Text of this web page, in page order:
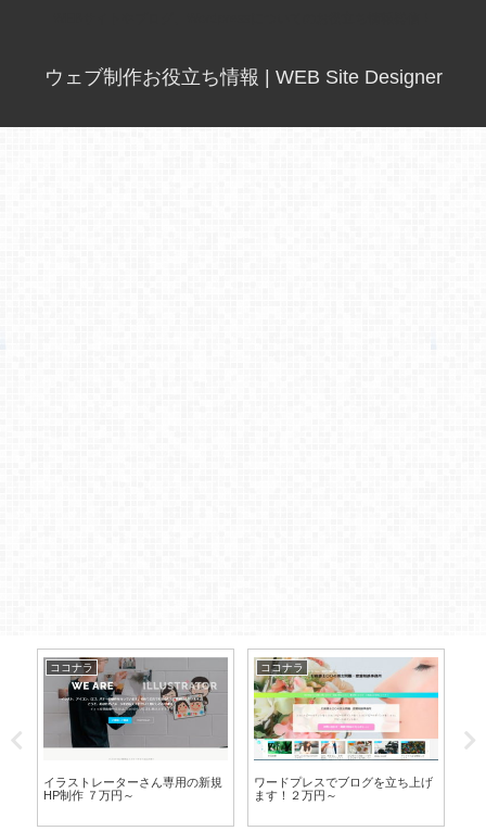
ウェブ制作お役立ち情報 | WEB Site Designer
ココナラ
イラストレーターさん専用の新規
HP制作 ７万円～
ココナラ
ワードプレスでブログを立ち上げ
ます！２万円～